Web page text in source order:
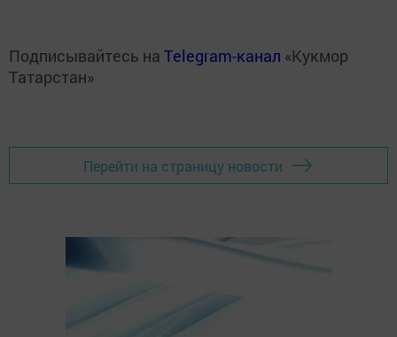
Подписывайтесь на Telegram-канал «Кукмор
Татарстан»
Перейти на страницу новости